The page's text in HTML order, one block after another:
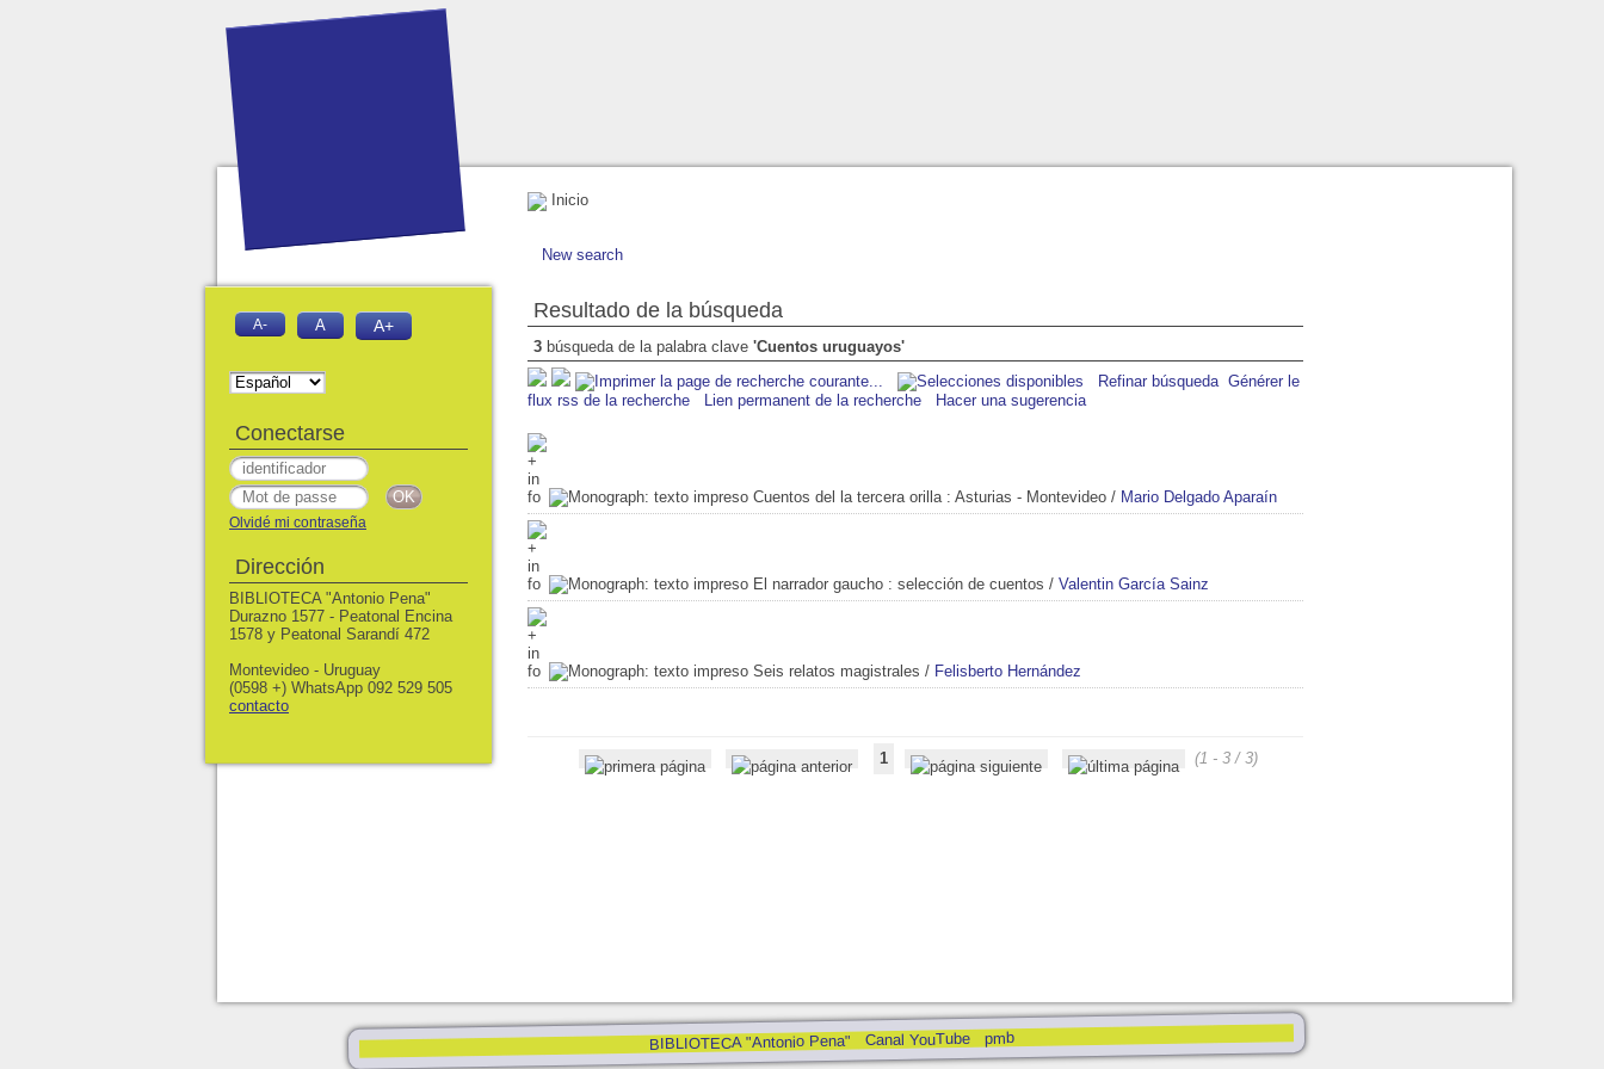
Inicio
New search
Resultado de la búsqueda
3 búsqueda de la palabra clave 'Cuentos uruguayos'
Refinar búsqueda Générer le
flux rss de la recherche
Lien permanent de la recherche Hacer una sugerencia
Cuentos del la tercera orilla : Asturias - Montevideo / Mario Delgado Aparaín
El narrador gaucho : selección de cuentos / Valentin García Sainz
Seis relatos magistrales / Felisberto Hernández
1 (1 - 3 / 3)
BIBLIOTECA "Antonio Pena" Canal YouTube pmb
A- A A+
Conectarse
Olvidé mi contraseña
Dirección
BIBLIOTECA "Antonio Pena"
Durazno 1577 - Peatonal Encina
1578 y Peatonal Sarandí 472
Montevideo - Uruguay
(0598 +) WhatsApp 092 529 505
contacto